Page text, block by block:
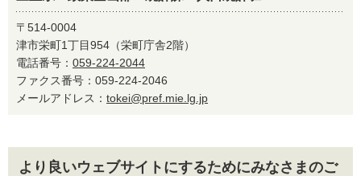
〒514-0004
津市栄町1丁目954（栄町庁舎2階）
電話番号： 059-224-2044
ファクス番号：059-224-2046
メールアドレス： tokei@pref.mie.lg.jp
より良いウェブサイトにするためにみなさまのご